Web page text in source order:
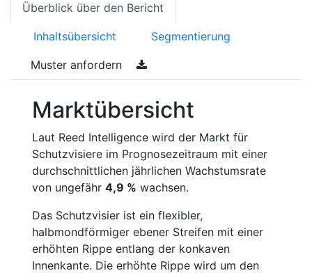
Überblick über den Bericht
Inhaltsübersicht Segmentierung
Muster anfordern
Marktübersicht
Laut Reed Intelligence wird der Markt für
Schutzvisiere im Prognosezeitraum mit einer
durchschnittlichen jährlichen Wachstumsrate
von ungefähr 4,9 % wachsen.
Das Schutzvisier ist ein flexibler,
halbmondförmiger ebener Streifen mit einer
erhöhten Rippe entlang der konkaven
Innenkante. Die erhöhte Rippe wird um den